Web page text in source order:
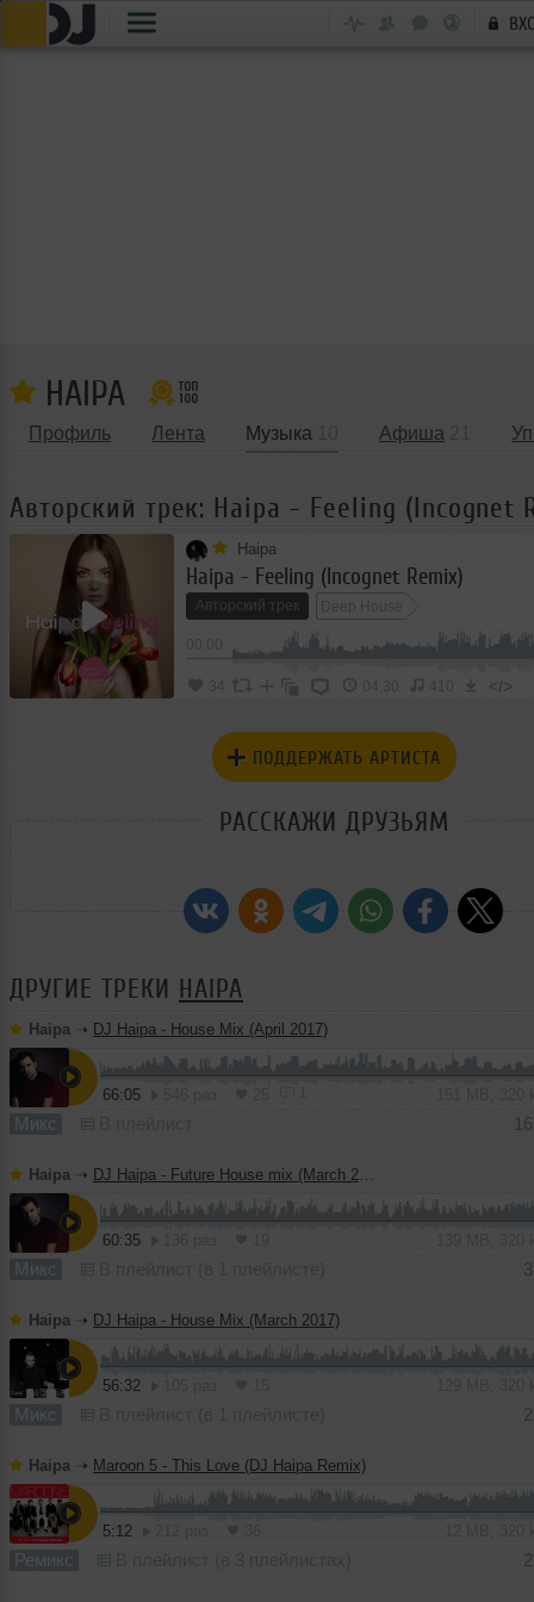
HAIPA
Профиль Лента Музыка Афиша
Авторский трек: Haipa - Feeling (Incognet
Haipa
Haipa - Feeling (Incognet Remix)
Авторский трек Deep House
34 04:30 </>
ПОДДЕРЖАТЬ АРТИСТА
РАССКАЖИ ДРУЗЬЯМ
ДРУГИЕ ТРЕКИ HAIPA
Haipa ➝ DJ Haipa - House Mix (April 2017)
66:05
Микс
Haipa ➝ DJ Haipa - Future House mix (March 2017)
60:35
Микс
Haipa ➝ DJ Haipa - House Mix (March 2017)
56:32
Микс
Haipa ➝ Maroon 5 - This Love (DJ Haipa Remix)
5:12
Ремикс